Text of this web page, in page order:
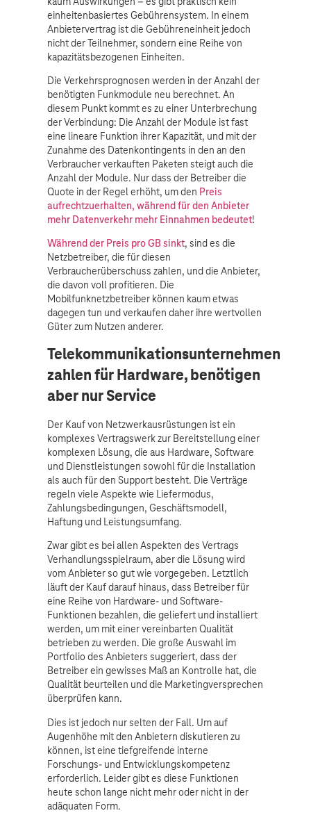
einheitenbasiertes Gebührensystem. In einem
Anbietervertrag ist die Gebühreneinheit jedoch
nicht der Teilnehmer, sondern eine Reihe von
kapazitätsbezogenen Einheiten.
Die Verkehrsprognosen werden in der Anzahl der
benötigten Funkmodule neu berechnet. An
diesem Punkt kommt es zu einer Unterbrechung
der Verbindung: Die Anzahl der Module ist fast
eine lineare Funktion ihrer Kapazität, und mit der
Zunahme des Datenkontingents in den an den
Verbraucher verkauften Paketen steigt auch die
Anzahl der Module. Nur dass der Betreiber die
Quote in der Regel erhöht, um den Preis
aufrechtzuerhalten, während für den Anbieter
mehr Datenverkehr mehr Einnahmen bedeutet!
Während der Preis pro GB sinkt, sind es die
Netzbetreiber, die für diesen
Verbraucherüberschuss zahlen, und die Anbieter,
die davon voll profitieren. Die
Mobilfunknetzbetreiber können kaum etwas
dagegen tun und verkaufen daher ihre wertvollen
Güter zum Nutzen anderer.
Telekommunikationsunternehmen
zahlen für Hardware, benötigen
aber nur Service
Der Kauf von Netzwerkausrüstungen ist ein
komplexes Vertragswerk zur Bereitstellung einer
komplexen Lösung, die aus Hardware, Software
und Dienstleistungen sowohl für die Installation
als auch für den Support besteht. Die Verträge
regeln viele Aspekte wie Liefermodus,
Zahlungsbedingungen, Geschäftsmodell,
Haftung und Leistungsumfang.
Zwar gibt es bei allen Aspekten des Vertrags
Verhandlungsspielraum, aber die Lösung wird
vom Anbieter so gut wie vorgegeben. Letztlich
läuft der Kauf darauf hinaus, dass Betreiber für
eine Reihe von Hardware- und Software-
Funktionen bezahlen, die geliefert und installiert
werden, um mit einer vereinbarten Qualität
betrieben zu werden. Die große Auswahl im
Portfolio des Anbieters suggeriert, dass der
Betreiber ein gewisses Maß an Kontrolle hat, die
Qualität beurteilen und die Marketingversprechen
überprüfen kann.
Dies ist jedoch nur selten der Fall. Um auf
Augenhöhe mit den Anbietern diskutieren zu
können, ist eine tiefgreifende interne
Forschungs- und Entwicklungskompetenz
erforderlich. Leider gibt es diese Funktionen
heute schon lange nicht mehr oder nicht in der
adäquaten Form.